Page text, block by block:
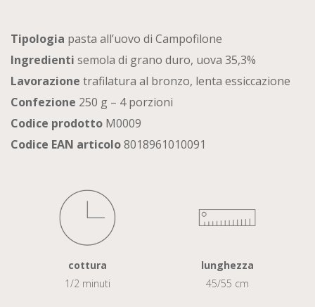
Tipologia pasta all’uovo di Campofilone
Ingredienti semola di grano duro, uova 35,3%
Lavorazione trafilatura al bronzo, lenta essiccazione
Confezione 250 g – 4 porzioni
Codice prodotto M0009
Codice EAN articolo8018961010091
cottura
1/2 minuti
lunghezza
45/55 cm